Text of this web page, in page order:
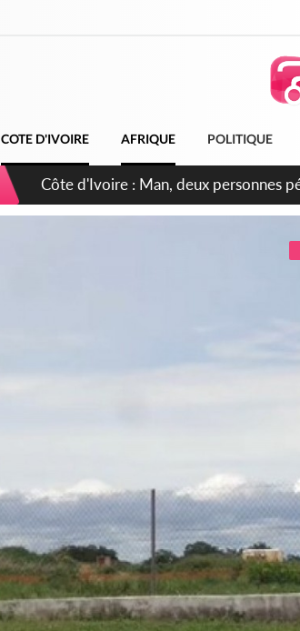
COTE D'IVOIRE AFRIQUE POLITIQUE
Côte d'Ivoire : Séileu, la célébration
dépigmentants dangereux